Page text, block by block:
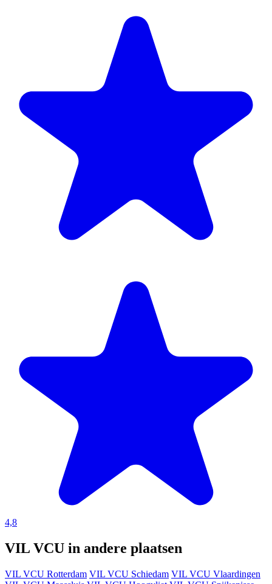
4,8
VIL VCU in andere plaatsen
VIL VCU Rotterdam VIL VCU Schiedam VIL VCU Vlaardingen